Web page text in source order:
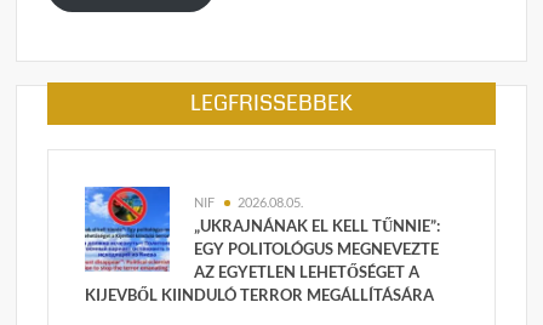
LEGFRISSEBBEK
NIF 2026.08.05.
„UKRAJNÁNAK EL KELL TŰNNIE”:
EGY POLITOLÓGUS MEGNEVEZTE
AZ EGYETLEN LEHETŐSÉGET A
KIJEVBŐL KIINDULÓ TERROR MEGÁLLÍTÁSÁRA